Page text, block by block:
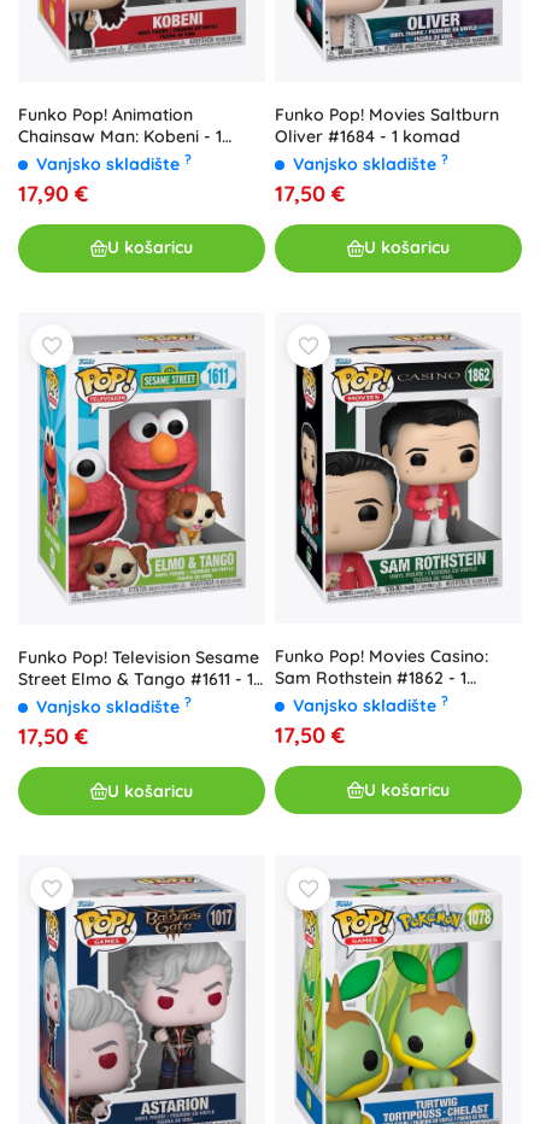
Funko Pop! Animation
Chainsaw Man: Kobeni - 1
komad
Vanjsko skladište ?
17,90 €
U košaricu
Funko Pop! Movies Saltburn
Oliver #1684 - 1 komad
Vanjsko skladište ?
17,50 €
U košaricu
Funko Pop! Television Sesame
Street Elmo & Tango #1611 - 1
komVanjsko skladište ?
17,50 €
U košaricu
Funko Pop! Movies Casino:
Sam Rothstein #1862 - 1
komad
Vanjsko skladište ?
17,50 €
U košaricu